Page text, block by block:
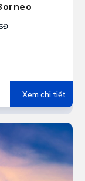
Xem chi tiết